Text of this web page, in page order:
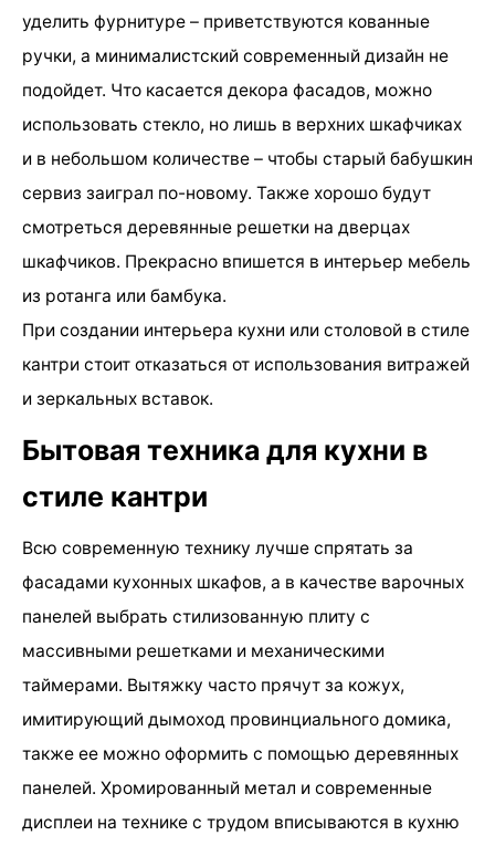
уделить фурнитуре – приветствуются кованные
ручки, а минималистский современный дизайн не
подойдет. Что касается декора фасадов, можно
использовать стекло, но лишь в верхних шкафчиках
и в небольшом количестве – чтобы старый бабушкин
сервиз заиграл по-новому. Также хорошо будут
смотреться деревянные решетки на дверцах
шкафчиков. Прекрасно впишется в интерьер мебель
из ротанга или бамбука.
При создании интерьера кухни или столовой в стиле
кантри стоит отказаться от использования витражей
и зеркальных вставок.
Бытовая техника для кухни в
стиле кантри
Всю современную технику лучше спрятать за
фасадами кухонных шкафов, а в качестве варочных
панелей выбрать стилизованную плиту с
массивными решетками и механическими
таймерами. Вытяжку часто прячут за кожух,
имитирующий дымоход провинциального домика,
также ее можно оформить с помощью деревянных
панелей. Хромированный метал и современные
дисплеи на технике с трудом вписываются в кухню